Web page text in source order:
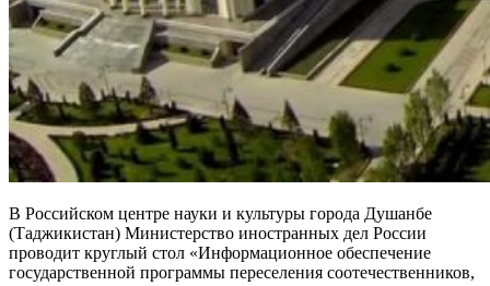
В Российском центре науки и культуры города Душанбе
(Таджикистан) Министерство иностранных дел России
проводит круглый стол «Информационное обеспечение
государственной программы переселения соотечественников,